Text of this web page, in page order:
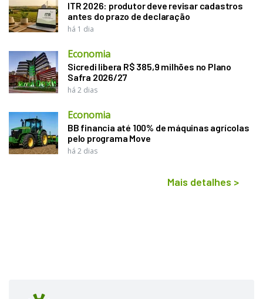
ITR 2026: produtor deve revisar cadastros
antes do prazo de declaração
há 1 dia
Economia
Sicredi libera R$ 385,9 milhões no Plano
Safra 2026/27
há 2 dias
Economia
BB financia até 100% de máquinas agrícolas
pelo programa Move
há 2 dias
Mais detalhes >